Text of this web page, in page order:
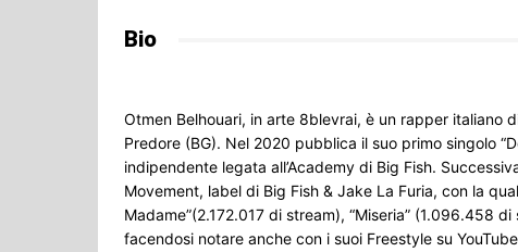
Bio
Otmen Belhouari, in arte 8blevrai, è un rapper italiano
Predore (BG). Nel 2020 pubblica il suo primo singolo
indipendente legata all’Academy di Big Fish.
Movement, label di Big Fish & Jake La Furia, con la
Madame”(2.172.017 di stream), “Miseria” (1.096.458
facendosi notare anche con i suoi Freestyle su